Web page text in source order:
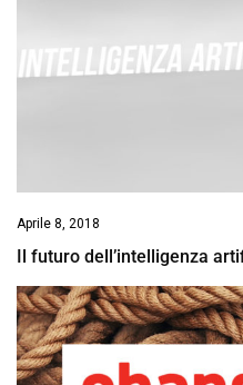
Aprile 8, 2018
Il futuro dell’intelligenza